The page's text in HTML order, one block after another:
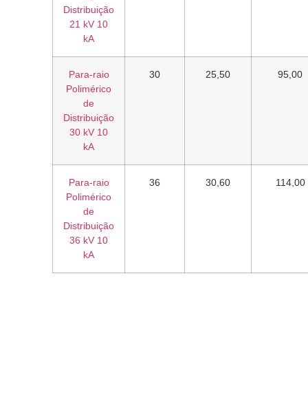
Distribuição
21 kV 10
kA
Para-raio
Polimérico
de
Distribuição
30 kV 10
kA
30 25,50 95,00
Para-raio
Polimérico
de
Distribuição
36 kV 10
kA
36 30,60 114,00